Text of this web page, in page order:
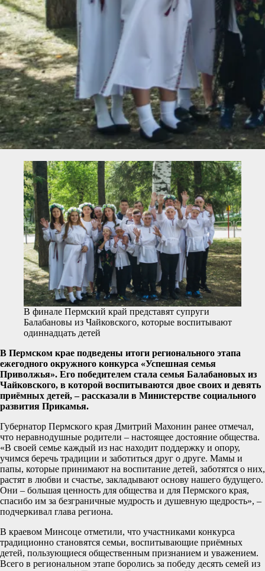
В финале Пермский край представят супруги
Балабановы из Чайковского, которые воспитывают
одиннадцать детей
В Пермском крае подведены итоги регионального этапа
ежегодного окружного конкурса «Успешная семья
Приволжья». Его победителем стала семья Балабановых из
Чайковского, в которой воспитываются двое своих и девять
приёмных детей, – рассказали в Министерстве социального
развития Прикамья.
Губернатор Пермского края Дмитрий Махонин ранее отмечал,
что неравнодушные родители – настоящее достояние общества.
«В своей семье каждый из нас находит поддержку и опору,
учимся беречь традиции и заботиться друг о друге. Мамы и
папы, которые принимают на воспитание детей, заботятся о них,
растят в любви и счастье, закладывают основу нашего будущего.
Они – большая ценность для общества и для Пермского края,
спасибо им за безграничные мудрость и душевную щедрость», –
подчеркивал глава региона.
В краевом Минсоце отметили, что участниками конкурса
традиционно становятся семьи, воспитывающие приёмных
детей, пользующиеся общественным признанием и уважением.
Всего в региональном этапе боролись за победу десять семей из